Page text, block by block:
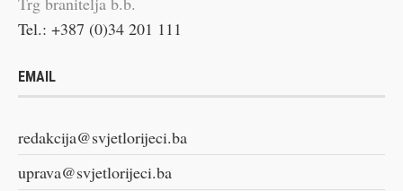
Tel.: +387 (0)34 201 111
EMAIL
redakcija@svjetlorijeci.ba
uprava@svjetlorijeci.ba